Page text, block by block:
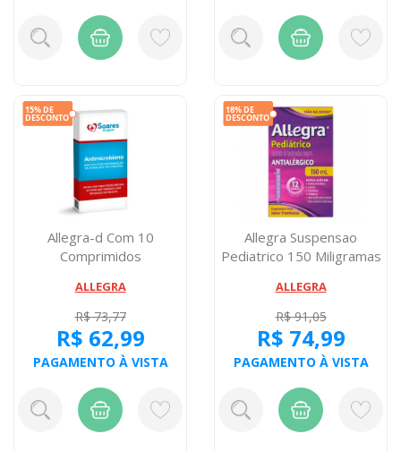
Allegra-d Com 10
Comprimidos
ALLEGRA
R$ 73,77
R$ 62,99
PAGAMENTO À VISTA
Allegra Suspensao
Pediatrico 150 Miligramas
ALLEGRA
R$ 91,05
R$ 74,99
PAGAMENTO À VISTA